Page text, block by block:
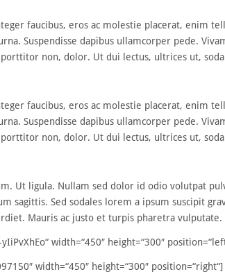
faucibus, eros ac molestie placerat, enim
Suspendisse dapibus ullamcorper pede.
non, dolor. Ut dui lectus, ultrices ut,
faucibus, eros ac molestie placerat, enim
Suspendisse dapibus ullamcorper pede.
non, dolor. Ut dui lectus, ultrices ut,
Ut ligula. Nullam sed dolor id odio volutpat
sagittis. Sed sodales lorem a ipsum suscipit
Mauris ac justo et turpis pharetra vulputate.
width=“450″ height=“300″
width=“450″ height=“300″ position=“right“]